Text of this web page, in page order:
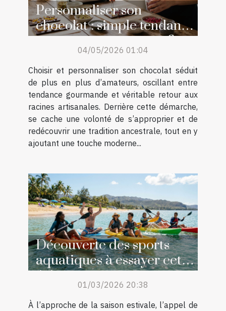
Personnaliser son
chocolat : simple tendance
ou retour aux sources ?
04/05/2026 01:04
Choisir et personnaliser son chocolat séduit
de plus en plus d’amateurs, oscillant entre
tendance gourmande et véritable retour aux
racines artisanales. Derrière cette démarche,
se cache une volonté de s’approprier et de
redécouvrir une tradition ancestrale, tout en y
ajoutant une touche moderne...
Découverte des sports
aquatiques à essayer cet
été
01/03/2026 20:38
À l’approche de la saison estivale, l’appel de